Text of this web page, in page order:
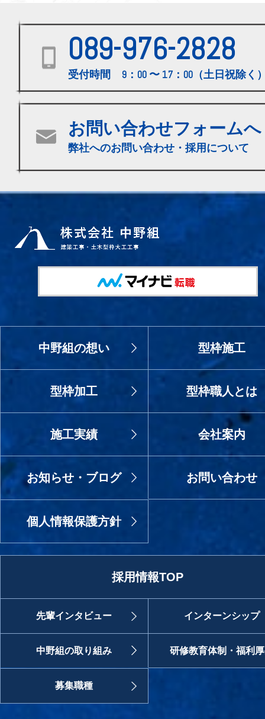
089-976-2828
受付時間 9：00 〜 17：00（土日祝除く
お問い合わせフォームへ
弊社へのお問い合わせ・採用について
中野組の想い 型枠施工
型枠加工 型枠職人とは
施工実績 会社案内
お知らせ・ブログ お問い合わせ
個人情報保護方針
採用情報TOP
先輩インタビュー インターンシップ
中野組の取り組み 研修教育体制・福利
募集職種